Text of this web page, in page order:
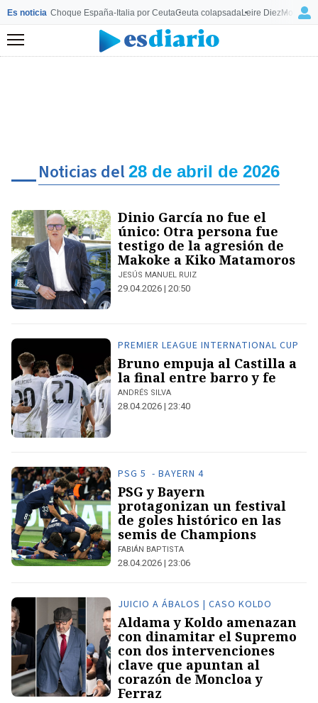
Es noticia Choque España-Italia por CeutaCeuta colapsadaLeire Diez
Menú
Noticias del28 de abril de 2026
Dinio García no fue el
único: Otra persona fue
testigo de la agresión de
Makoke a Kiko Matamoros
JESÚS MANUEL RUIZ
29.04.2026 | 20:50
PREMIER LEAGUE INTERNATIONAL CUP
Bruno empuja al Castilla a
la final entre barro y fe
ANDRÉS SILVA
28.04.2026 | 23:40
PSG 5 - BAYERN 4
PSG y Bayern
protagonizan un festival
de goles histórico en las
semis de Champions
FABIÁN BAPTISTA
28.04.2026 | 23:06
JUICIO A ÁBALOS | CASO KOLDO
Aldama y Koldo amenazan
con dinamitar el Supremo
con dos intervenciones
clave que apuntan al
corazón de Moncloa y
Ferraz